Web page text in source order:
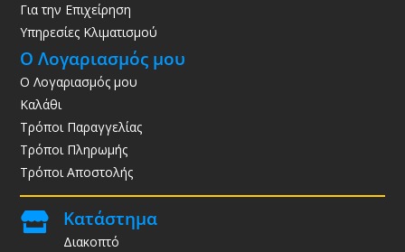
Για την Επιχείρηση
Υπηρεσίες Κλιματισμού
Ο Λογαριασμός μου
Ο Λογαριασμός μου
Καλάθι
Τρόποι Παραγγελίας
Τρόποι Πληρωμής
Τρόποι Αποστολής
 Κατάστημα
Διακοπτό